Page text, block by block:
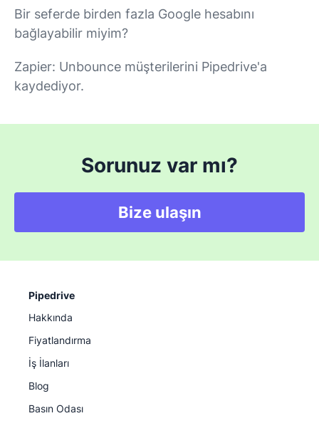
Bir seferde birden fazla Google hesabını
bağlayabilir miyim?
Zapier: Unbounce müşterilerini Pipedrive'a
kaydediyor.
Sorunuz var mı?
Bize ulaşın
Pipedrive
Hakkında
Fiyatlandırma
İş İlanları
Blog
Basın Odası